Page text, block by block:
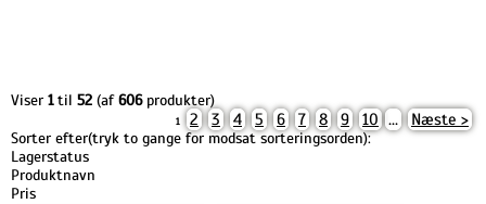
Viser 1til 52 (af606produkter)
1 2 3 4 5 6 7 8 9 10 ... Næste >
Sorter efter(tryk to gange for modsat sorteringsorden):
Lagerstatus
Produktnavn
Pris